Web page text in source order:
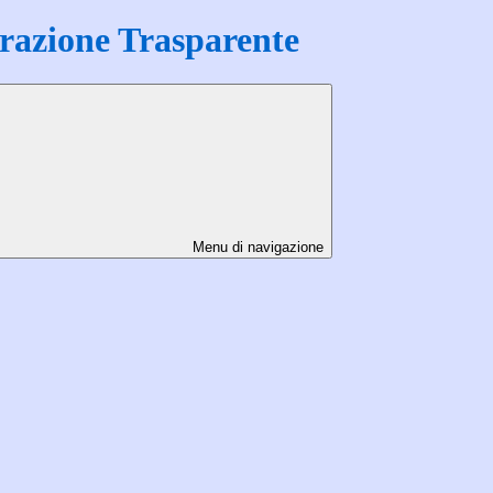
Trasparente
Menu di navigazione